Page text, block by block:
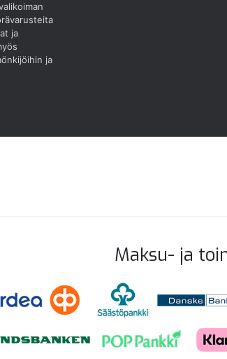
ja
ja
Maksu- ja